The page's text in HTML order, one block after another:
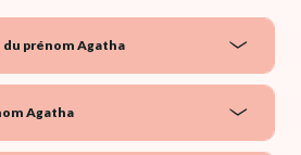
prénom Agatha
Agatha